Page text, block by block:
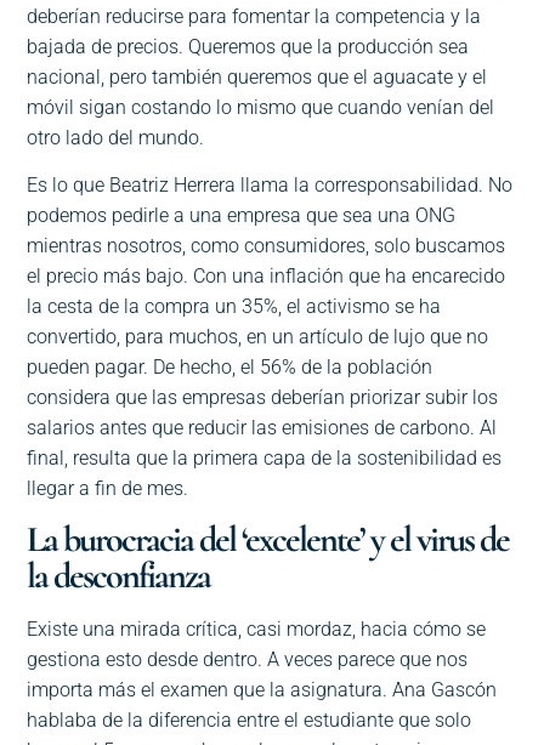
deberían reducirse para fomentar la competencia y la
bajada de precios. Queremos que la producción sea
nacional, pero también queremos que el aguacate y el
móvil sigan costando lo mismo que cuando venían del
otro lado del mundo.
Es lo que Beatriz Herrera llama la corresponsabilidad. No
podemos pedirle a una empresa que sea una ONG
mientras nosotros, como consumidores, solo buscamos
el precio más bajo. Con una inflación que ha encarecido
la cesta de la compra un 35%, el activismo se ha
convertido, para muchos, en un artículo de lujo que no
pueden pagar. De hecho, el 56% de la población
considera que las empresas deberían priorizar subir los
salarios antes que reducir las emisiones de carbono. Al
final, resulta que la primera capa de la sostenibilidad es
llegar a fin de mes.
La burocracia del ‘excelente’ y el virus de
la desconfianza
Existe una mirada crítica, casi mordaz, hacia cómo se
gestiona esto desde dentro. A veces parece que nos
importa más el examen que la asignatura. Ana Gascón
hablaba de la diferencia entre el estudiante que solo